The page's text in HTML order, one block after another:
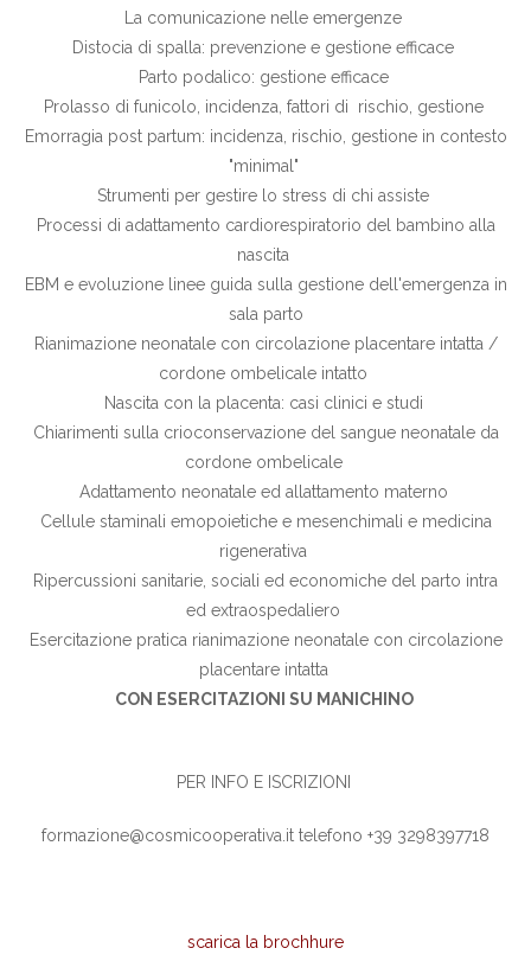
La comunicazione nelle emergenze
Distocia di spalla: prevenzione e gestione efficace
Parto podalico: gestione efficace
Prolasso di funicolo, incidenza, fattori di rischio, gestione
Emorragia post partum: incidenza, rischio, gestione in contesto
"minimal"
Strumenti per gestire lo stress di chi assiste
Processi di adattamento cardiorespiratorio del bambino alla
nascita
EBM e evoluzione linee guida sulla gestione dell'emergenza in
sala parto
Rianimazione neonatale con circolazione placentare intatta /
cordone ombelicale intatto
Nascita con la placenta: casi clinici e studi
Chiarimenti sulla crioconservazione del sangue neonatale da
cordone ombelicale
Adattamento neonatale ed allattamento materno
Cellule staminali emopoietiche e mesenchimali e medicina
rigenerativa
Ripercussioni sanitarie, sociali ed economiche del parto intra
ed extraospedaliero
Esercitazione pratica rianimazione neonatale con circolazione
placentare intatta
CON ESERCITAZIONI SU MANICHINO
PER INFO E ISCRIZIONI
formazione@cosmicooperativa.it telefono +39 3298397718
scarica la brochhure